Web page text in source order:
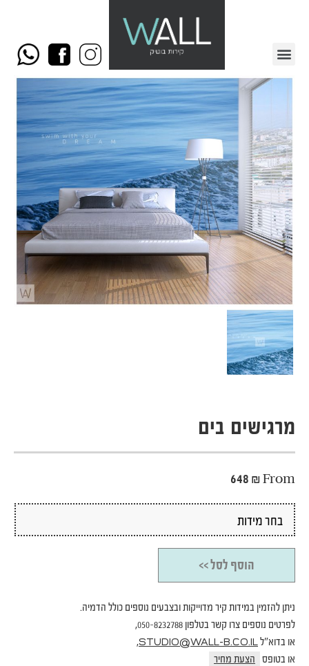
מרגישים בים
From
648 ₪
הוסף לסל >>
ניתן להזמין במידות קיר מדוייקות ובצבעים נוספים כולל הדמיה.
לפרטים נוספים צרו קשר בטלפון 050-8232788,
או בדוא"לSTUDIO@WALL-B.CO.IL
,
או בטופס
הצעת מחיר